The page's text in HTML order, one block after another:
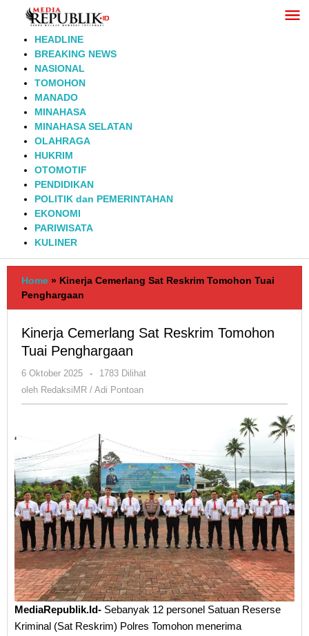
Lewati
HEADLINE
BREAKING NEWS
NASIONAL
TOMOHON
MANADO
MINAHASA
MINAHASA SELATAN
OLAHRAGA
HUKRIM
OTOMOTIF
PENDIDIKAN
POLITIK dan PEMERINTAHAN
EKONOMI
PARIWISATA
KULINER
Home » Kinerja Cemerlang Sat Reskrim Tomohon Tuai
Penghargaan
Kinerja Cemerlang Sat Reskrim Tomohon
Tuai Penghargaan
6 Oktober 2025
oleh
RedaksiMR
-
1783 Dilihat
oleh RedaksiMR / Adi Pontoan
MediaRepublik.Id- Sebanyak 12 personel Satuan Reserse
Kriminal (Sat Reskrim) Polres Tomohon menerima